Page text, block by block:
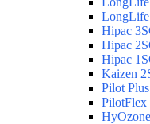
Hipac
Hipac
Hipac
Kaizen
Pilot
PilotFlex